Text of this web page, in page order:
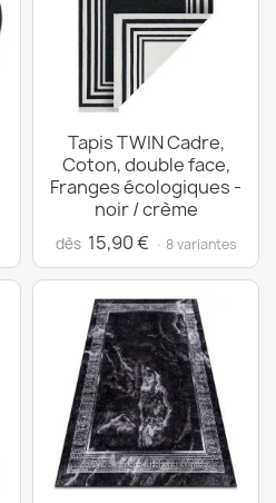
Tapis TWIN Cadre,
Coton, double face,
Franges écologiques -
noir / crème
dès 15,90 € · 8 variantes